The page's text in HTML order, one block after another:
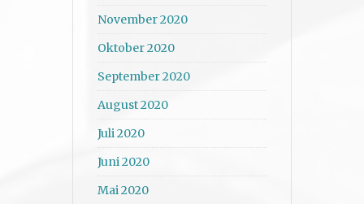
November 2020
Oktober 2020
September 2020
August 2020
Juli 2020
Juni 2020
Mai 2020